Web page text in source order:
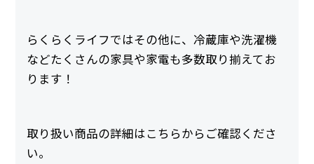
らくらくライフではその他に、冷蔵庫や洗濯機
などたくさんの家具や家電も多数取り揃えてお
ります！
取り扱い商品の詳細はこちらからご確認くださ
い。